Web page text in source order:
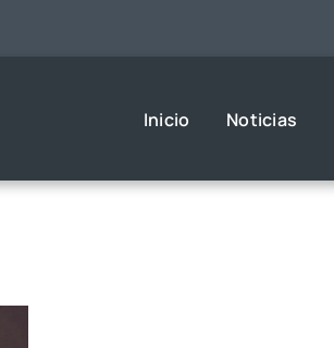
Inicio Noticias